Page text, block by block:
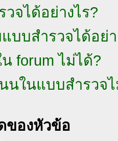
จได้อย่างไร?
บบสำรวจได้อย่า
forum ไม่ได้?
นในแบบสำรวจ
ของหัวข้อ